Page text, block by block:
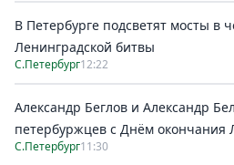
В Петербурге подсветят мосты в
Ленинградской битвы
С.Петербург12:22
Александр Беглов и Александр
петербуржцев с Днём окончания
С.Петербург11:30